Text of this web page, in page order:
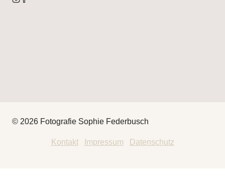
© 2026 Fotografie Sophie Federbusch
Kontakt| Impressum Datenschutz